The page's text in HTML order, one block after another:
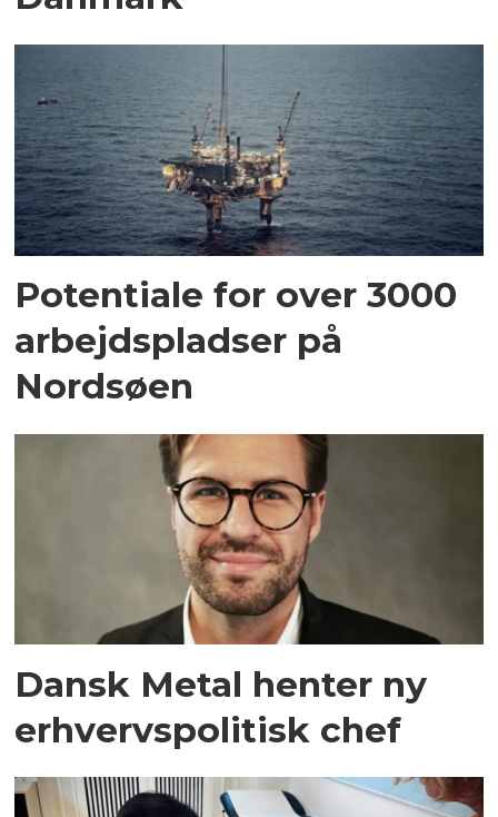
Potentiale for over 3000
arbejdspladser på
Nordsøen
Dansk Metal henter ny
erhvervspolitisk chef